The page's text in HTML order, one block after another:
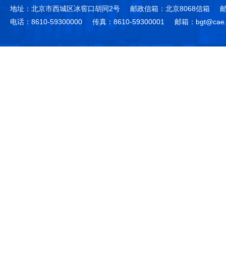
地址：北京市西城区冰窖口胡同2号
邮政信箱：北京8068信箱
电话：8610-59300000
传真：8610-59300001 邮箱：